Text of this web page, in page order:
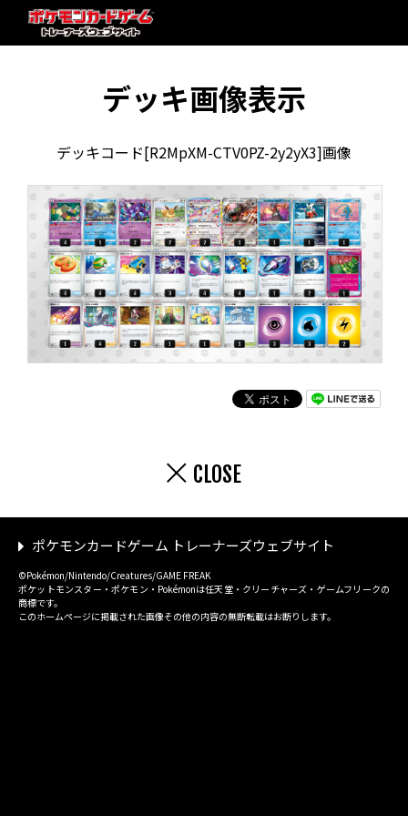
デッキ画像表示
デッキコード[R2MpXM-CTV0PZ-2y2yX3]画像
CLOSE
ポケモンカードゲーム トレーナーズウェブサイト
©Pokémon/Nintendo/Creatures/GAME FREAK
ポケットモンスター・ポケモン・Pokémonは任天堂・クリーチャーズ・ゲームフリークの
商標です。
このホームページに掲載された画像その他の内容の無断転載はお断りします。